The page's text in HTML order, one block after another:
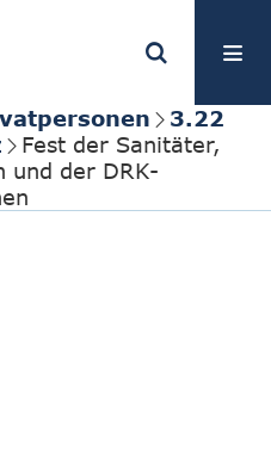
3.22
Fest der Sanitäter,
und der DRK-